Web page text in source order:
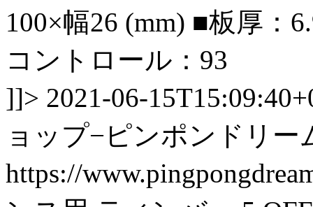
100×幅26 (mm) ■板厚：
コントロール：93
]]> 2021-06-
ョップ−ピンポンドリー
https://